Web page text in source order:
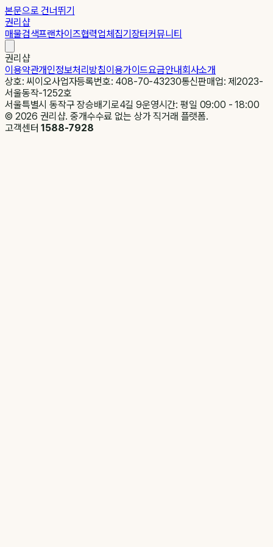
본문으로 건너뛰기
권리샵
매물검색프랜차이즈협력업체집기장터커뮤니티
권리샵
이용약관개인정보처리방침이용가이드요금안내회사소개
상호: 씨이오사업자등록번호: 408-70-43230통신판매업: 제2023-
서울동작-1252호
서울특별시 동작구 장승배기로4길 9운영시간: 평일 09:00 - 18:00
© 2026 권리샵. 중개수수료 없는 상가 직거래 플랫폼.
고객센터1588-7928